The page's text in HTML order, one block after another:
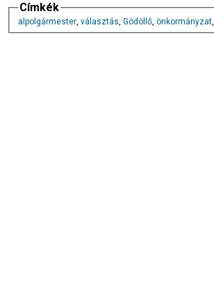
Címkék
alpolgármester, választás, Gödöllő, önkormányzat,